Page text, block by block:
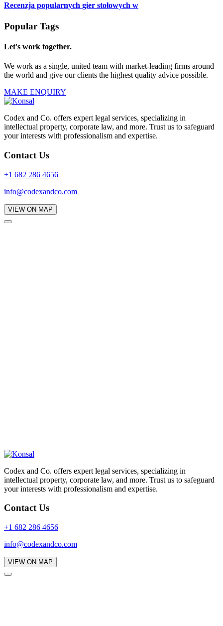
Recenzja popularnych gier stołowych w
Popular Tags
Let's work together.
We work as a single, united team with market-leading firms around
the world and give our clients the highest quality advice possible.
MAKE ENQUIRY
Codex and Co. offers expert legal services, specializing in
intellectual property, corporate law, and more. Trust us to safeguard
your interests with professionalism and expertise.
Contact Us
+1 682 286 4656
info@codexandco.com
VIEW ON MAP
Codex and Co. offers expert legal services, specializing in
intellectual property, corporate law, and more. Trust us to safeguard
your interests with professionalism and expertise.
Contact Us
+1 682 286 4656
info@codexandco.com
VIEW ON MAP